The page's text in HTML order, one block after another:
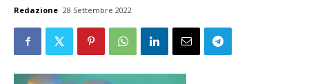
Redazione 28 Settembre 2022